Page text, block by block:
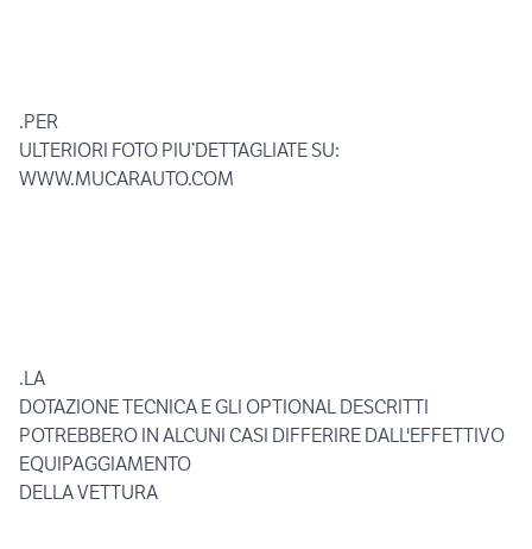
.PER
ULTERIORI FOTO PIU’DETTAGLIATE SU:
WWW.MUCARAUTO.COM
.LA
DOTAZIONE TECNICA E GLI OPTIONAL DESCRITTI
POTREBBERO IN ALCUNI CASI DIFFERIRE DALL'EFFETTIVO
EQUIPAGGIAMENTO
DELLA VETTURA